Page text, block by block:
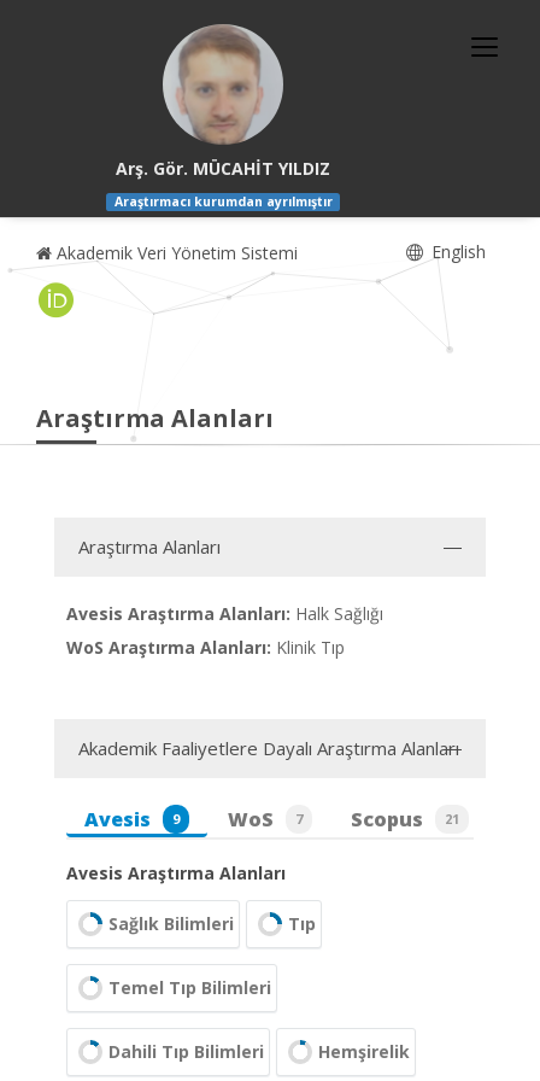
Arş. Gör. MÜCAHİT YILDIZ
Araştırmacı kurumdan ayrılmıştır
Akademik Veri Yönetim Sistemi English
Araştırma Alanları
Araştırma Alanları
Avesis Araştırma Alanları: Halk Sağlığı
WoS Araştırma Alanları: Klinik Tıp
Akademik Faaliyetlere Dayalı Araştırma Alanları
Avesis 9 WoS 7 Scopus 21
Avesis Araştırma Alanları
Sağlık Bilimleri Tıp
Temel Tıp Bilimleri
Dahili Tıp Bilimleri Hemşirelik